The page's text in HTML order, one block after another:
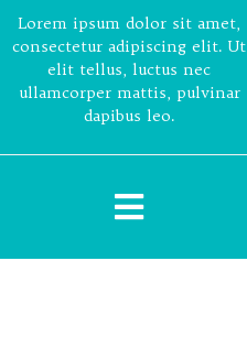
Lorem ipsum dolor sit amet,
consectetur adipiscing elit. Ut
elit tellus, luctus nec
ullamcorper mattis, pulvinar
dapibus leo.